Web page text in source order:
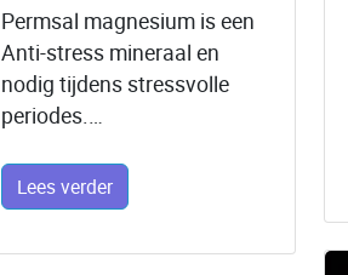
Permsal magnesium is een
Anti-stress mineraal en
nodig tijdens stressvolle
periodes.…
Lees verder